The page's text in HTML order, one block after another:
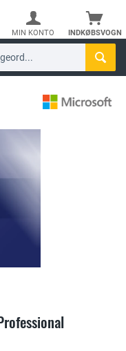
INDKØBSVOGN
MIN KONTO